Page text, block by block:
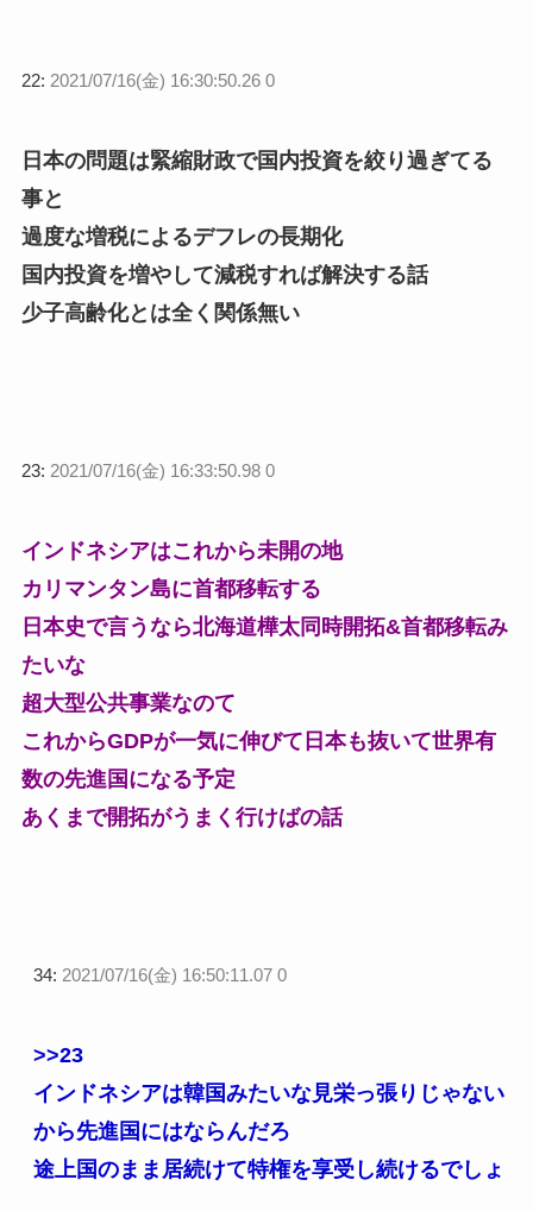
22: 2021/07/16(金) 16:30:50.26 0
日本の問題は緊縮財政で国内投資を絞り過ぎてる
事と
過度な増税によるデフレの長期化
国内投資を増やして減税すれば解決する話
少子高齢化とは全く関係無い
23: 2021/07/16(金) 16:33:50.98 0
インドネシアはこれから未開の地
カリマンタン島に首都移転する
日本史で言うなら北海道樺太同時開拓&首都移転み
たいな
超大型公共事業なのて
これからGDPが一気に伸びて日本も抜いて世界有
数の先進国になる予定
あくまで開拓がうまく行けばの話
34: 2021/07/16(金) 16:50:11.07 0
>>23
インドネシアは韓国みたいな見栄っ張りじゃない
から先進国にはならんだろ
途上国のまま居続けて特権を享受し続けるでしょ